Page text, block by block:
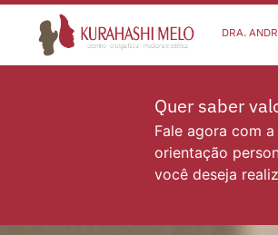
DRA.
Quer saber
Fale agora com
orientação
você deseja